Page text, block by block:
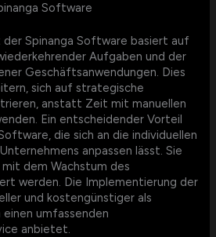
Software
Spinanga Software basiert auf
Aufgaben und der
Geschäftsanwendungen. Dies
sich auf strategische
anstatt Zeit mit manuellen
Ein entscheidender Vorteil
die sich an die individuellen
anpassen lässt. Sie
dem Wachstum des
werden. Die Implementierung der
und kostengünstiger als
umfassenden
anbietet.